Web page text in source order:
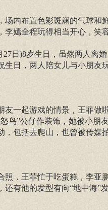
场内布置色彩斑斓的气球
嫣全程玩得相当开心，笑容
日)8岁生日，虽然两人离
日，两人陪女儿与小朋友
友一起游戏的情景，王菲
鸟”公仔作装饰，她被小
包括去爬山，也曾被传媒
照，王菲忙于吃蛋糕，李
有他的发型有向“地中海”发